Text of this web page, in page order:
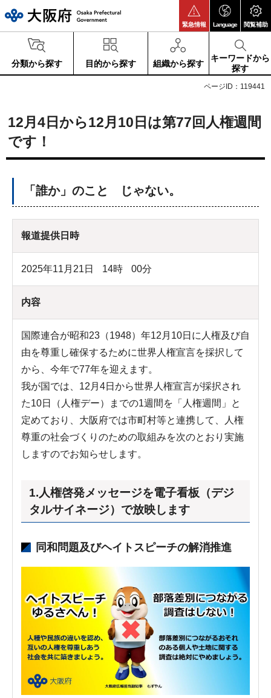
緊急情報 Language 閲覧補助
分類から探す 目的から探す 組織から探す
キーワードから
探す
ページID：119441
12月4日から12月10日は第77回人権週間
です！
「誰か」のこと じゃない。
報道提供日時
2025年11月21日 14時 00分
内容
国際連合が昭和23（1948）年12月10日に人権及び自
由を尊重し確保するために世界人権宣言を採択して
から、今年で77年を迎えます。
我が国では、12月4日から世界人権宣言が採択され
た10日（人権デー）までの1週間を「人権週間」と
定めており、大阪府では市町村等と連携して、人権
尊重の社会づくりのための取組みを次のとおり実施
しますのでお知らせします。
1.人権啓発メッセージを電子看板（デジ
タルサイネージ）で放映します
同和問題及びヘイトスピーチの解消推進